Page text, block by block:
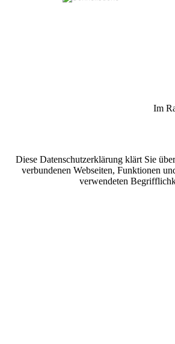
Im
Diese Datenschutzerklärung klärt Sie
verbundenen Webseiten, Funktionen
verwendeten